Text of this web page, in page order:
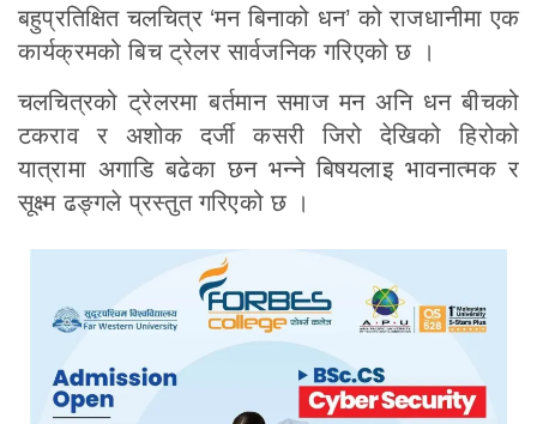
बहुप्रतिक्षित चलचित्र ‘मन बिनाको धन’ को राजधानीमा एक
कार्यक्रमको बिच ट्रेलर सार्वजनिक गरिएको छ ।
चलचित्रको ट्रेलरमा बर्तमान समाज मन अनि धन बीचको
टकराव र अशोक दर्जी कसरी जिरो देखिको हिरोको
यात्रामा अगाडि बढेका छन भन्ने बिषयलाइ भावनात्मक र
सूक्ष्म ढङ्गले प्रस्तुत गरिएको छ ।